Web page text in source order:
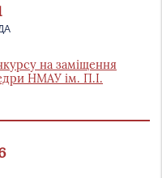
на заміщення
НМАУ ім. П.І.